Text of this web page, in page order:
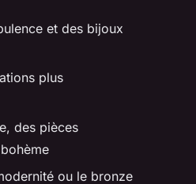
et des bijoux
plus
des pièces
ou le bronze